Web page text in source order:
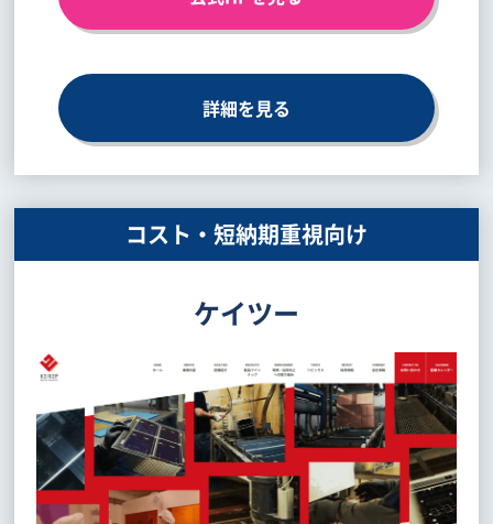
詳細を見る
コスト・短納期重視向け
ケイツー